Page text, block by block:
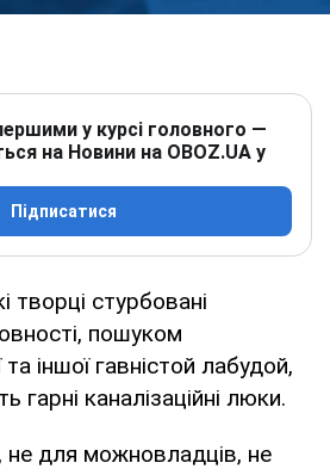
у курсі головного —
на Новини на OBOZ.UA у
Підписатися
творці стурбовані
пошуком
та іншої гавністой лабудой,
каналізаційні люки.
для можновладців, не